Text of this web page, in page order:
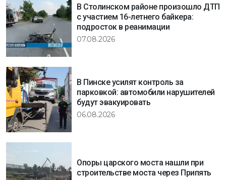
В Столинском районе произошло ДТП
с участием 16-летнего байкера:
подросток в реанимации
07.08.2026
В Пинске усилят контроль за
парковкой: автомобили нарушителей
будут эвакуировать
06.08.2026
Опоры царского моста нашли при
строительстве моста через Припять